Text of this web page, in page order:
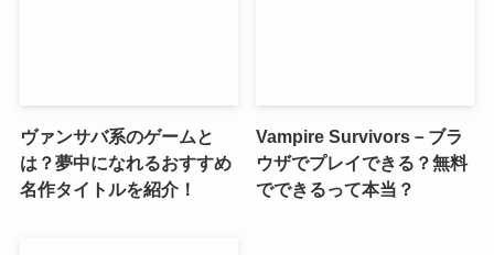
ヴァンサバ系のゲームと
は？夢中になれるおすすめ
名作タイトルを紹介！
Vampire Survivors－ブラ
ウザでプレイできる？無料
でできるって本当？